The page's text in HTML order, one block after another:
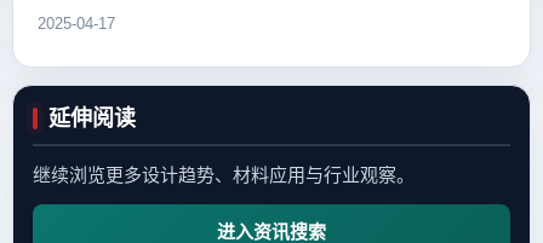
2025-04-17
延伸阅读
继续浏览更多设计趋势、材料应用与行业观察。
进入资讯搜索